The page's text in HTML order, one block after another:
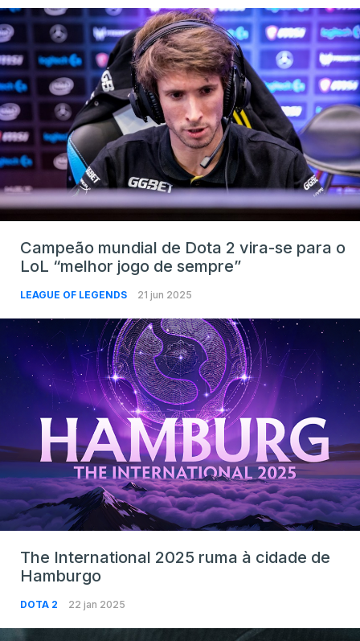
Campeão mundial de Dota 2 vira-se para o
LoL “melhor jogo de sempre”
LEAGUE OF LEGENDS 21 jun 2025
The International 2025 ruma à cidade de
Hamburgo
DOTA 2 22 jan 2025